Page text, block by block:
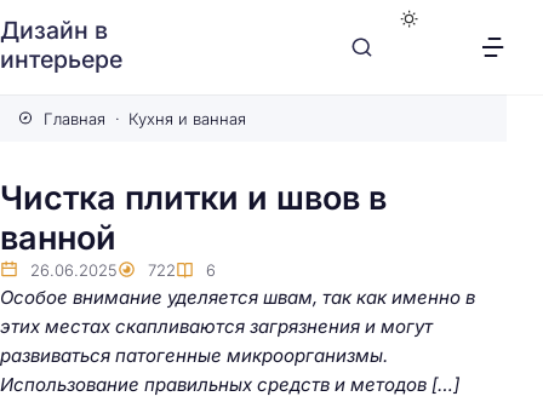
Дизайн в
интерьере
Главная Кухня и ванная
Чистка плитки и швов в
ванной
26.06.2025 722 6
Особое внимание уделяется швам, так как именно в
этих местах скапливаются загрязнения и могут
развиваться патогенные микроорганизмы.
Использование правильных средств и методов […]